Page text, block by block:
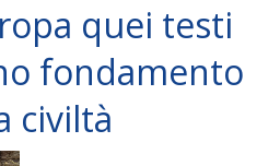
quei testi
fondamento
civiltà